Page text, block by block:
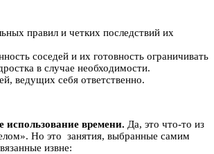
правил и четких последствий их
соседей и их готовность ограничивать
в случае необходимости.
ведущих себя ответственно.
использование времени. Да, это что-то из
Но это занятия, выбранные самим
извне: